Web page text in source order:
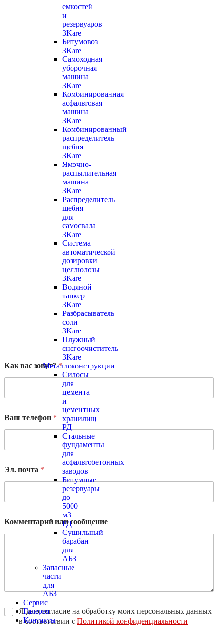
емкостей
и
резервуаров
3Kare
Битумовоз
3Kare
Самоходная
уборочная
машина
3Kare
Комбинированная
асфальтовая
машина
3Kare
Комбинированный
распределитель
щебня
3Kare
Ямочно-
распылительная
машина
3Kare
Распределитель
щебня
для
самосвала
3Kare
Система
автоматической
дозировки
целлюлозы
3Kare
Водяной
танкер
3Kare
Разбрасыватель
соли
3Kare
Плужный
снегоочиститель
3Kare
Металлоконструкции
Силосы
для
цемента
и
цементных
хранилищ
РД
Стальные
фундаменты
для
асфальтобетонных
заводов
Битумные
резервуары
до
5000
м3
РД
Сушильный
барабан
для
АБЗ
Запасные
части
для
АБЗ
Сервис
Галерея
Контакты
Как вас зовут?*
Ваш телефон *
Эл. почта *
Комментарий или сообщение
Я даю согласие на обработку моих персональных данных
в соответствии с Политикой конфиденциальности